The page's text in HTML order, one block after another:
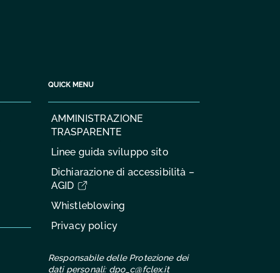
QUICK MENU
AMMINISTRAZIONE
TRASPARENTE
Linee guida sviluppo sito
Dichiarazione di accessibilità –
AGID
Whistleblowing
Privacy policy
Responsabile delle Protezione dei
dati personali: dpo_c@fclex.it